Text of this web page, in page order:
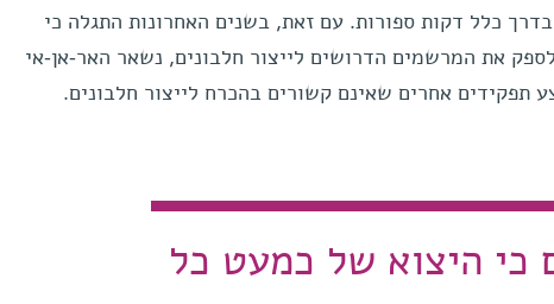
כלל דקות ספורות. עם זאת, בשנים האחרונות התגלה כי
את המרשמים הדרושים לייצור חלבונים, נשאר האר-אן-אי
תפקידים אחרים שאינם קשורים בהכרח לייצור חלבונים.
כי היצוא של כמעט כל